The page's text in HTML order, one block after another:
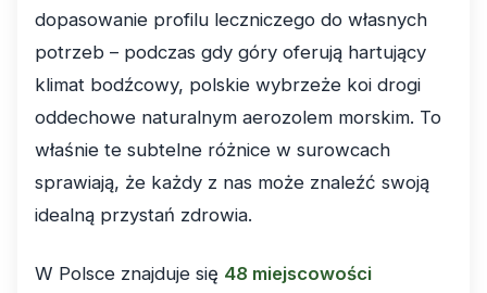
dopasowanie profilu leczniczego do własnych
potrzeb – podczas gdy góry oferują hartujący
klimat bodźcowy, polskie wybrzeże koi drogi
oddechowe naturalnym aerozolem morskim. To
właśnie te subtelne różnice w surowcach
sprawiają, że każdy z nas może znaleźć swoją
idealną przystań zdrowia.
W Polsce znajduje się 48 miejscowości